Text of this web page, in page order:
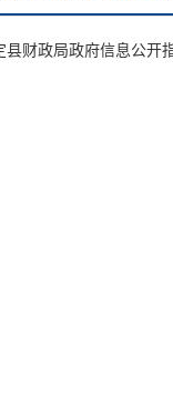
县财政局政府信息公开